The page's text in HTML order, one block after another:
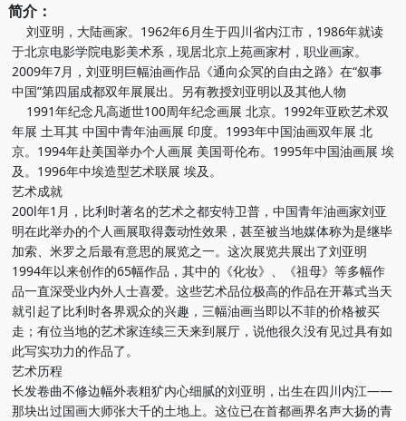
简介：
刘亚明，大陆画家。1962年6月生于四川省内江市，1986年就读
于北京电影学院电影美术系，现居北京上苑画家村，职业画家。
2009年7月，刘亚明巨幅油画作品《通向众冥的自由之路》在“叙事
中国”第四届成都双年展展出。另有教授刘亚明以及其他人物
1991年纪念凡高逝世100周年纪念画展 北京。1992年亚欧艺术双
年展 土耳其 中国中青年油画展 印度。1993年中国油画双年展 北
京。1994年赴美国举办个人画展 美国哥伦布。1995年中国油画展 埃
及。1996年中埃造型艺术联展 埃及。
艺术成就
200l年1月，比利时著名的艺术之都安特卫普，中国青年油画家刘亚
明在此举办的个人画展取得轰动性效果，甚至被当地媒体称为是继毕
加索、米罗之后最有意思的展览之一。这次展览共展出了刘亚明
1994年以来创作的65幅作品，其中的《化妆》、《祖母》等多幅作
品一直深受业内外人士喜爱。这些艺术品位极高的作品在开幕式当天
就引起了比利时各界观众的兴趣，三幅油画当即以不菲的价格被买
走；有位当地的艺术家连续三天来到展厅，说他很久没有见过具有如
此写实功力的作品了。
艺术历程
长发卷曲不修边幅外表粗犷内心细腻的刘亚明，出生在四川内江——
那块出过国画大师张大千的土地上。这位已在首都画界名声大扬的青